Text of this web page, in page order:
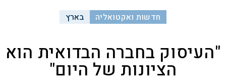
חדשות ואקטואליה בארץ
"העיסוק בחברה הבדואית הוא
הציונות של היום"